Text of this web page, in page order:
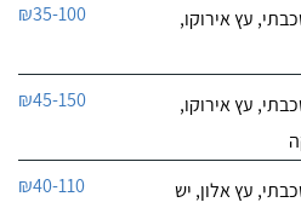
עץ אירוקו,
₪35-100
עץ אירוקו,
₪45-150
עץ אלון, יש
₪40-110